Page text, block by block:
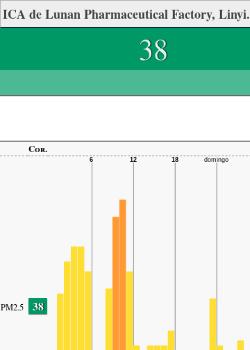
ICA de Lunan Pharmaceutical Factory, Linyi.
38
Cor.
PM2.5 38